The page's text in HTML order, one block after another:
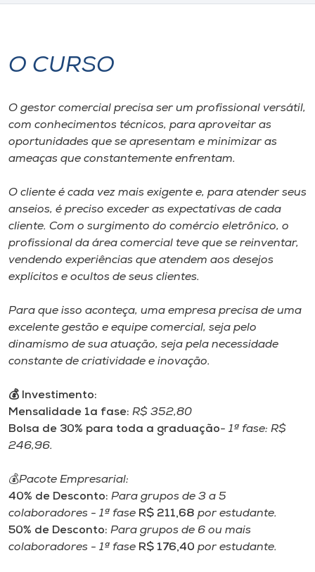
A+
A-
O CURSO
O gestor comercial precisa ser um profissional versátil,
com conhecimentos técnicos, para aproveitar as
oportunidades que se apresentam e minimizar as
ameaças que constantemente enfrentam.
O cliente é cada vez mais exigente e, para atender seus
anseios, é preciso exceder as expectativas de cada
cliente. Com o surgimento do comércio eletrônico, o
profissional da área comercial teve que se reinventar,
vendendo experiências que atendem aos desejos
explícitos e ocultos de seus clientes.
Para que isso aconteça, uma empresa precisa de uma
excelente gestão e equipe comercial, seja pelo
dinamismo de sua atuação, seja pela necessidade
constante de criatividade e inovação.
💰 Investimento:
Mensalidade 1a fase: R$ 352,80
Bolsa de 30% para toda a graduação- 1ª fase: R$
246,96.
💰Pacote Empresarial:
40% de Desconto: Para grupos de 3 a 5
colaboradores - 1ª fase R$ 211,68 por estudante.
50% de Desconto: Para grupos de 6 ou mais
colaboradores - 1ª fase R$ 176,40 por estudante.